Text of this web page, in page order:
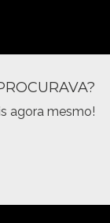
agora mesmo!